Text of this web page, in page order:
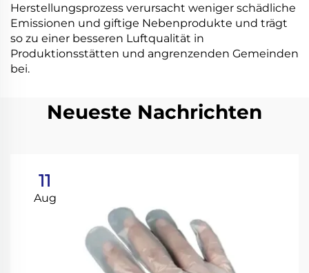
Herstellungsprozess verursacht weniger schädliche
Emissionen und giftige Nebenprodukte und trägt
so zu einer besseren Luftqualität in
Produktionsstätten und angrenzenden Gemeinden
bei.
Neueste Nachrichten
11
Aug